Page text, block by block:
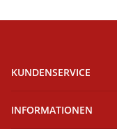
KUNDENSERVICE
INFORMATIONEN